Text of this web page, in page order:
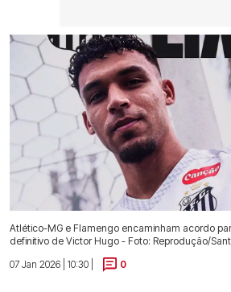
Atlético-MG e Flamengo encaminham acordo
definitivo de Victor Hugo - Foto: Reprodução/
07 Jan 2026 | 10:30 |
0